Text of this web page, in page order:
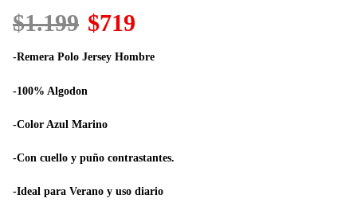
$1.199 El
precio
original
$1.199.
$719
actual
-Remera Polo Jersey Hombre
-100% Algodon
-Color Azul Marino
-Con cuello y puño contrastantes.
-Ideal para Verano y uso diario